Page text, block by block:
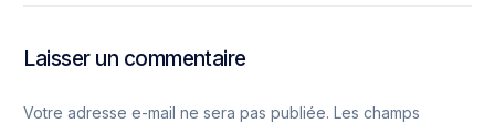
Laisser un commentaire
Votre adresse e-mail ne sera pas publiée. Les champs